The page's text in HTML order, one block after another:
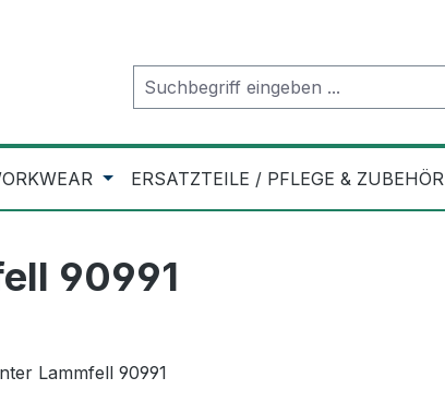
ERSATZTEILE / PFLEGE & ZUBEHÖR
90991